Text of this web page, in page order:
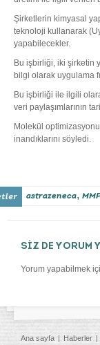
Şirketlerin kimyasal
teknoloji kullanarak
yapabilecekler.
Bu işbirliği, iki şirketin
bilgi olarak uygulama
Bu işbirliği ile ilgili
veri paylaşımlarının
Molekül
inandıklarını söyledi.
astrazeneca,
SİZ DE YORUM
Yorum yapabilmek
Ana sayfa Haberler